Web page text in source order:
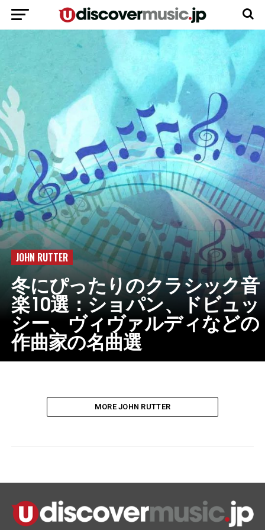
JOHN RUTTER
冬にぴったりのクラシック音
楽10選：ショパン、ドビュッ
シー、ヴィヴァルディなどの
作曲家の名曲選
MORE JOHN RUTTER